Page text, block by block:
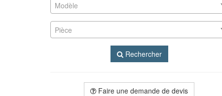
Modèle
Pièce
Rechercher
Faire une demande de devis